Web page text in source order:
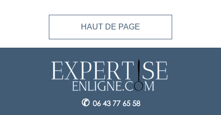
HAUT DE PAGE
✆ 06 43 77 65 58